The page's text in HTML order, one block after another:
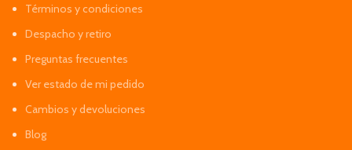
Términos y condiciones
Despacho y retiro
Preguntas frecuentes
Ver estado de mi pedido
Cambios y devoluciones
Blog